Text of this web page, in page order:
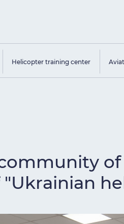
Helicopter training center